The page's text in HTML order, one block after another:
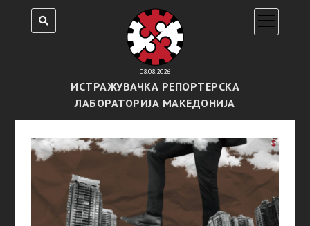
08.08.2026
ИСТРАЖУВАЧКА РЕПОРТЕРСКА
ЛАБОРАТОРИЈА МАКЕДОНИЈА
open
menu